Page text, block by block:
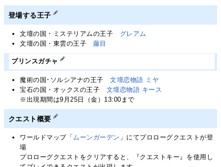
登場する王子
文壇の国・ミステリアムの王子 グレアム
文壇の国・東雲の王子 藤目
プリンスガチャ
魔術の国･ソルシアナの王子文壇恋物語 ミヤ
宝石の国・オックスの王子 文壇恋物語 キース
※出現期間は9月25日（金）13:00まで
クエスト概要
ワールドマップ「ムーンガーデン 」にてプロローグクエストが登
場
プロローグクエストをクリアすると、『クエストキー』を使用し